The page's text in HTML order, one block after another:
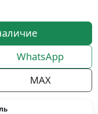
WhatsApp
MAX